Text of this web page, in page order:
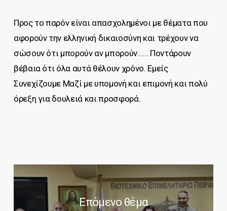
Προς το παρόν είναι απασχολημένοι με θέματα που
αφορούν την ελληνική δικαιοσύνη και τρέχουν να
σώσουν ότι μπορούν αν μπορούν…… Ποντάρουν
βέβαια ότι όλα αυτά θέλουν χρόνο. Εμείς
Συνεχίζουμε Μαζί με υπομονή και επιμονή και πολύ
όρεξη για δουλειά και προσφορά.
Επόμενο θέμα